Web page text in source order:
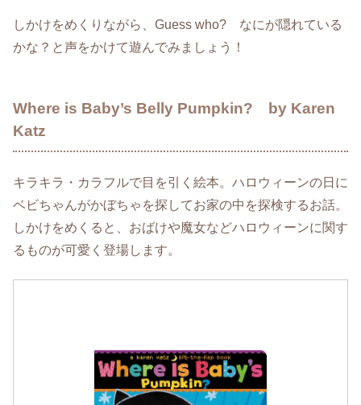
しかけをめくりながら、Guess who? なにが隠れている
かな？と声をかけて遊んでみましょう！
Where is Baby’s Belly Pumpkin? by Karen
Katz
キラキラ・カラフルで目を引く絵本。ハロウィーンの日に
ベビちゃんがかぼちゃを探してお家の中を探検するお話。
しかけをめくると、おばけや魔女などハロウィーンに関す
るものが可愛く登場します。